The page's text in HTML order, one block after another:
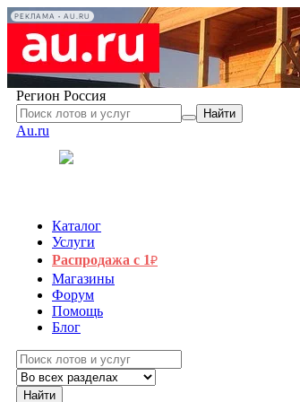
РЕКЛАМА • AU.RU
Регион Россия
Найти
Au.ru
Каталог
Услуги
Распродажа с 1₽
Магазины
Форум
Помощь
Блог
Найти